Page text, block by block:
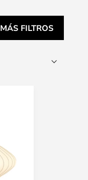
MÁS FILTROS